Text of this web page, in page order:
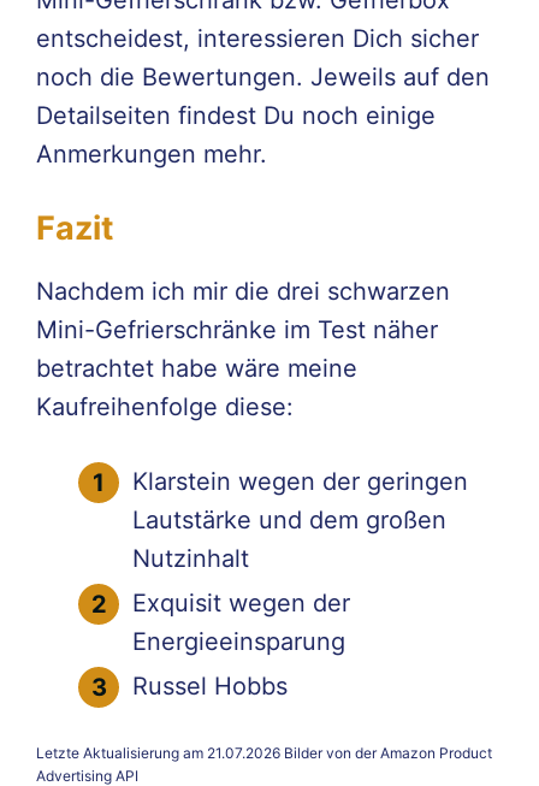
entscheidest, interessieren Dich sicher
noch die Bewertungen. Jeweils auf den
Detailseiten findest Du noch einige
Anmerkungen mehr.
Fazit
Nachdem ich mir die drei schwarzen
Mini-Gefrierschränke im Test näher
betrachtet habe wäre meine
Kaufreihenfolge diese:
Klarstein wegen der geringen
Lautstärke und dem großen
Nutzinhalt
Exquisit wegen der
Energieeinsparung
Russel Hobbs
Letzte Aktualisierung am 21.07.2026 Bilder von der Amazon Product
Advertising API